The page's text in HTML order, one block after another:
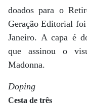
doados para o
Geração Editorial
Janeiro. A capa é
que assinou o
Madonna.
Doping
Cesta de três